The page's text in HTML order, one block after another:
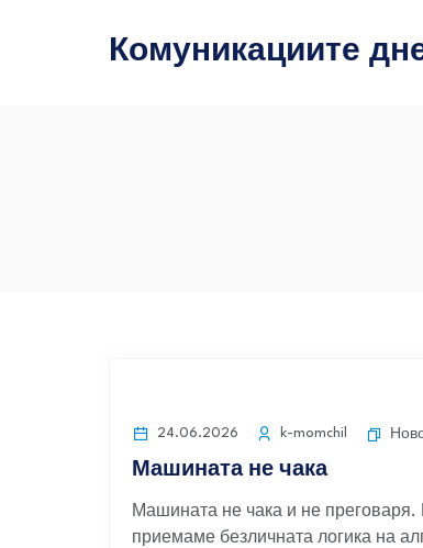
Комуникациите
24.06.2026 k-momchil
Машината не чака
Машината не чака и не преговаря.
приемаме безличната логика на